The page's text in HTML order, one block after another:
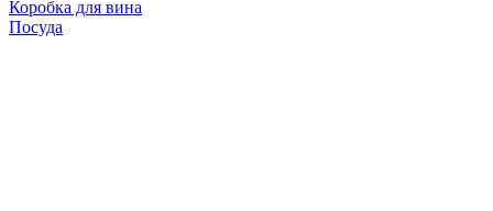
Коробка для вина
Посуда